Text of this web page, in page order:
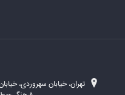
تهران، خیابان سهروردی،